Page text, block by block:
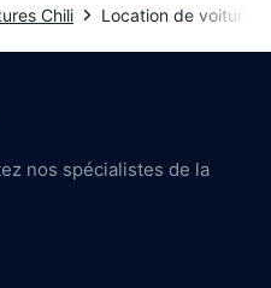
Chili Location de voitures
nos spécialistes de la